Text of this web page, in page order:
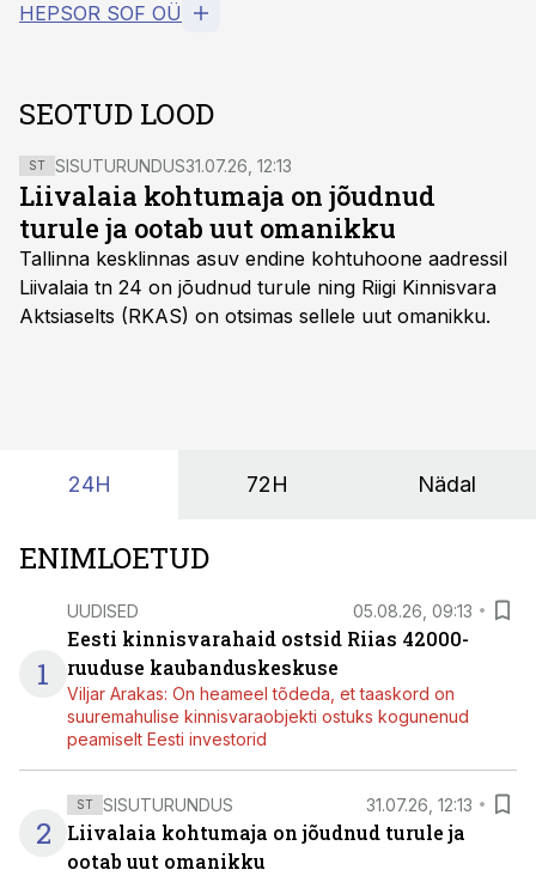
HEPSOR SOF OÜ
SEOTUD LOOD
ST SISUTURUNDUS31.07.26, 12:13
Liivalaia kohtumaja on jõudnud
turule ja ootab uut omanikku
Tallinna kesklinnas asuv endine kohtuhoone aadressil
Liivalaia tn 24 on jõudnud turule ning Riigi Kinnisvara
Aktsiaselts (RKAS) on otsimas sellele uut omanikku.
24H 72H Nädal
ENIMLOETUD
1
UUDISED 05.08.26, 09:13
Eesti kinnisvarahaid ostsid Riias 42000-
ruuduse kaubanduskeskuse
Viljar Arakas: On heameel tõdeda, et taaskord on
suuremahulise kinnisvaraobjekti ostuks kogunenud
peamiselt Eesti investorid
2
ST SISUTURUNDUS 31.07.26, 12:13
Liivalaia kohtumaja on jõudnud turule ja
ootab uut omanikku